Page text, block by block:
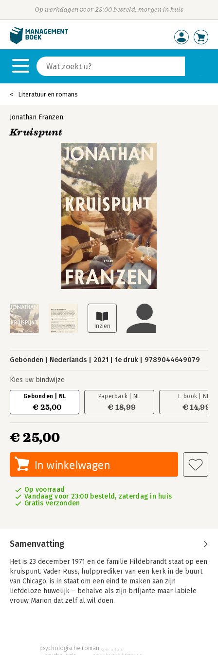
Op werkdagen voor 23:00 besteld, morgen in huis
Literatuur en romans
Jonathan Franzen
Kruispunt
Gebonden Nederlands 2021 1e druk 9789044649079
Kies uw bindwijze
Gebonden | NL
€ 25,00
Paperback | NL
€ 18,99
E-book | NL
€ 14,99
€ 25,00
In winkelwagen
Op voorraad
Vandaag voor 23:00 besteld, zaterdag in huis
Gratis verzonden
Samenvatting
Het is 23 december 1971 en de familie Hildebrandt staat op een
kruispunt. Vader Russ, hulpprediker van een kerk in de buurt
van Chicago, is in staat om een eind te maken aan zijn
liefdeloze huwelijk – behalve als zijn briljante maar labiele
vrouw Marion dat zelf al wil doen.
de tegencultuur van haar tijd, terwijl hun jongere broer Perry
psychologische romantegencultuur